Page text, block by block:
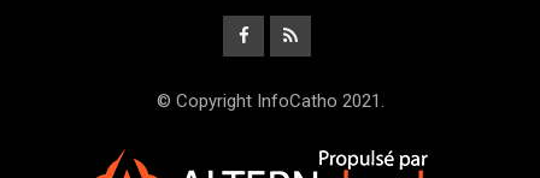
© Copyright InfoCatho 2021.